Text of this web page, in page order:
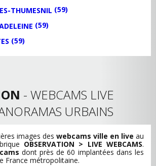
THUMESNIL (59)
(59)
(59)
- WEBCAMS LIVE
URBAINS
images des webcams ville en live au
OBSERVATION > LIVE WEBCAMS.
dont près de 60 implantées dans les
France métropolitaine.